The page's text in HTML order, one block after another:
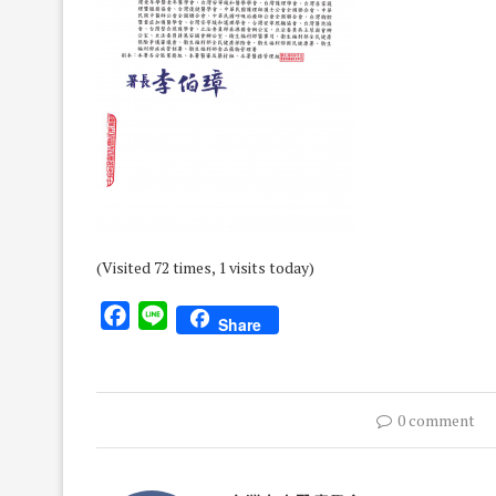
(Visited 72 times, 1 visits today)
Facebook
Line Share
0 comment